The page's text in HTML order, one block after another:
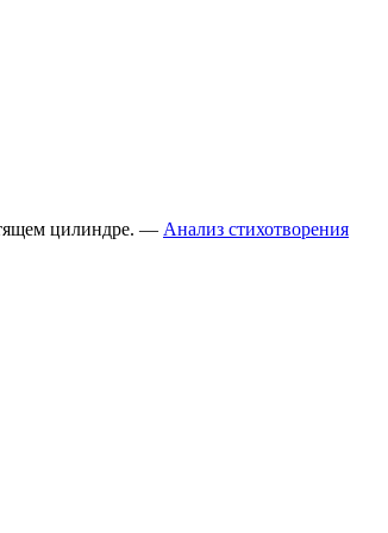
цилиндре. — Анализ стихотворения